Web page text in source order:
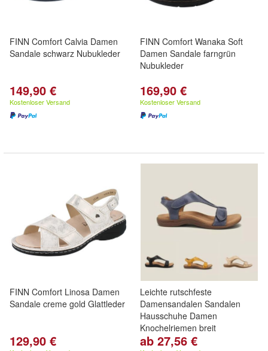
FINN Comfort Calvia Damen
Sandale schwarz Nubukleder
149,90 €
Kostenloser Versand
FINN Comfort Wanaka Soft
Damen Sandale farngrün
Nubukleder
169,90 €
Kostenloser Versand
FINN Comfort Linosa Damen
Sandale creme gold Glattleder
129,90 €
Leichte rutschfeste
Damensandalen Sandalen
Hausschuhe Damen
Knochelriemen breit
ab 27,56 €